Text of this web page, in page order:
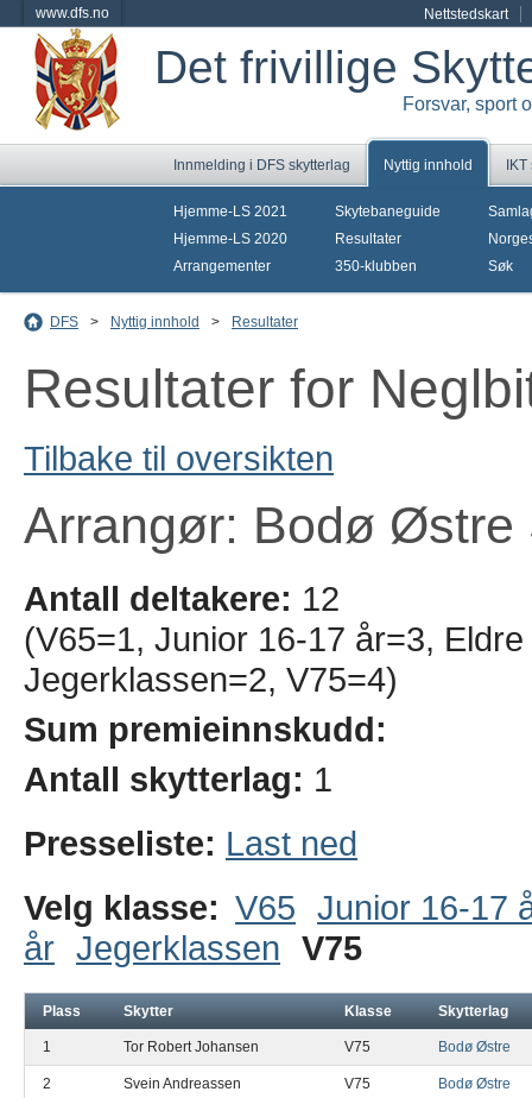
www.dfs.no Nettstedskart
Det frivillige
Forsvar, sport
Innmelding i DFS skytterlag Nyttig innhold
Hjemme-LS 2021
Hjemme-LS 2020
Arrangementer
Skytebaneguide
Resultater
350-klubben
Søk
DFS > Nyttig innhold > Resultater
Resultater for
Tilbake til oversikten
Arrangør: Bodø Østre
Antall deltakere: 12
(V65=1, Junior 16-17 år=3,
Jegerklassen=2, V75=4)
Sum premieinnskudd:
Antall skytterlag: 1
Presseliste: Last ned
Velg klasse: V65 Junior 16-17
år Jegerklassen V75
Plass Skytter Klasse Skytterlag
1 Tor Robert Johansen V75 Bodø Østre
2 Svein Andreassen V75 Bodø Østre